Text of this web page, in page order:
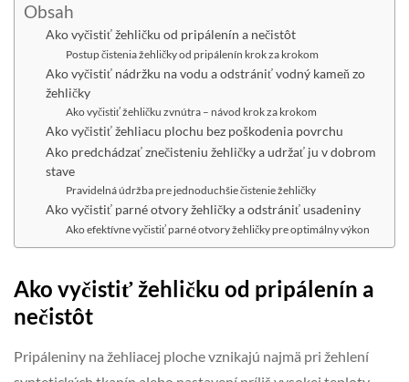
Obsah
Ako vyčistiť žehličku od pripálenín a nečistôt
Postup čistenia žehličky od pripálenín krok za krokom
Ako vyčistiť nádržku na vodu a odstrániť vodný kameň zo
žehličky
Ako vyčistiť žehličku zvnútra – návod krok za krokom
Ako vyčistiť žehliacu plochu bez poškodenia povrchu
Ako predchádzať znečisteniu žehličky a udržať ju v dobrom
stave
Pravidelná údržba pre jednoduchšie čistenie žehličky
Ako vyčistiť parné otvory žehličky a odstrániť usadeniny
Ako efektívne vyčistiť parné otvory žehličky pre optimálny výkon
Ako vyčistiť žehličku od pripálenín a
nečistôt
Pripáleniny na žehliacej ploche vznikajú najmä pri žehlení